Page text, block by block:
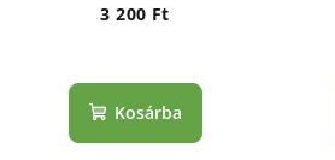
3 200 Ft
Kosárba